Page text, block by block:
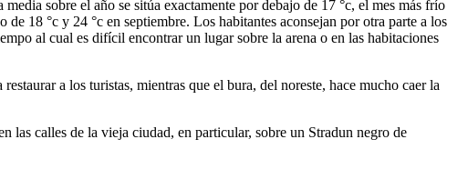
sobre el año se sitúa exactamente por debajo de 17 °c, el mes más frío
18 °c y 24 °c en septiembre. Los habitantes aconsejan por otra parte a los
al cual es difícil encontrar un lugar sobre la arena o en las habitaciones
a los turistas, mientras que el bura, del noreste, hace mucho caer la
las calles de la vieja ciudad, en particular, sobre un Stradun negro de